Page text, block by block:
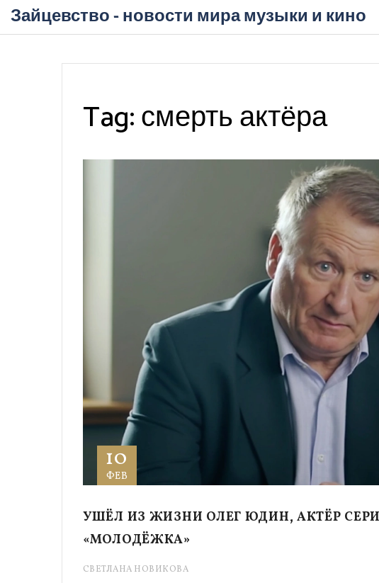
Зайцевство - новости мира музыки и кино
Tag: смерть актёра
10
ФЕВ
УШЁЛ ИЗ ЖИЗНИ ОЛЕГ ЮДИН, АКТЁР
«МОЛОДЁЖКА»
СВЕТЛАНА НОВИКОВА